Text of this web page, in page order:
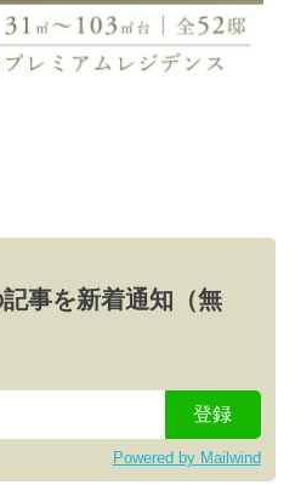
事を新着通知（無
Powered by Mailwind